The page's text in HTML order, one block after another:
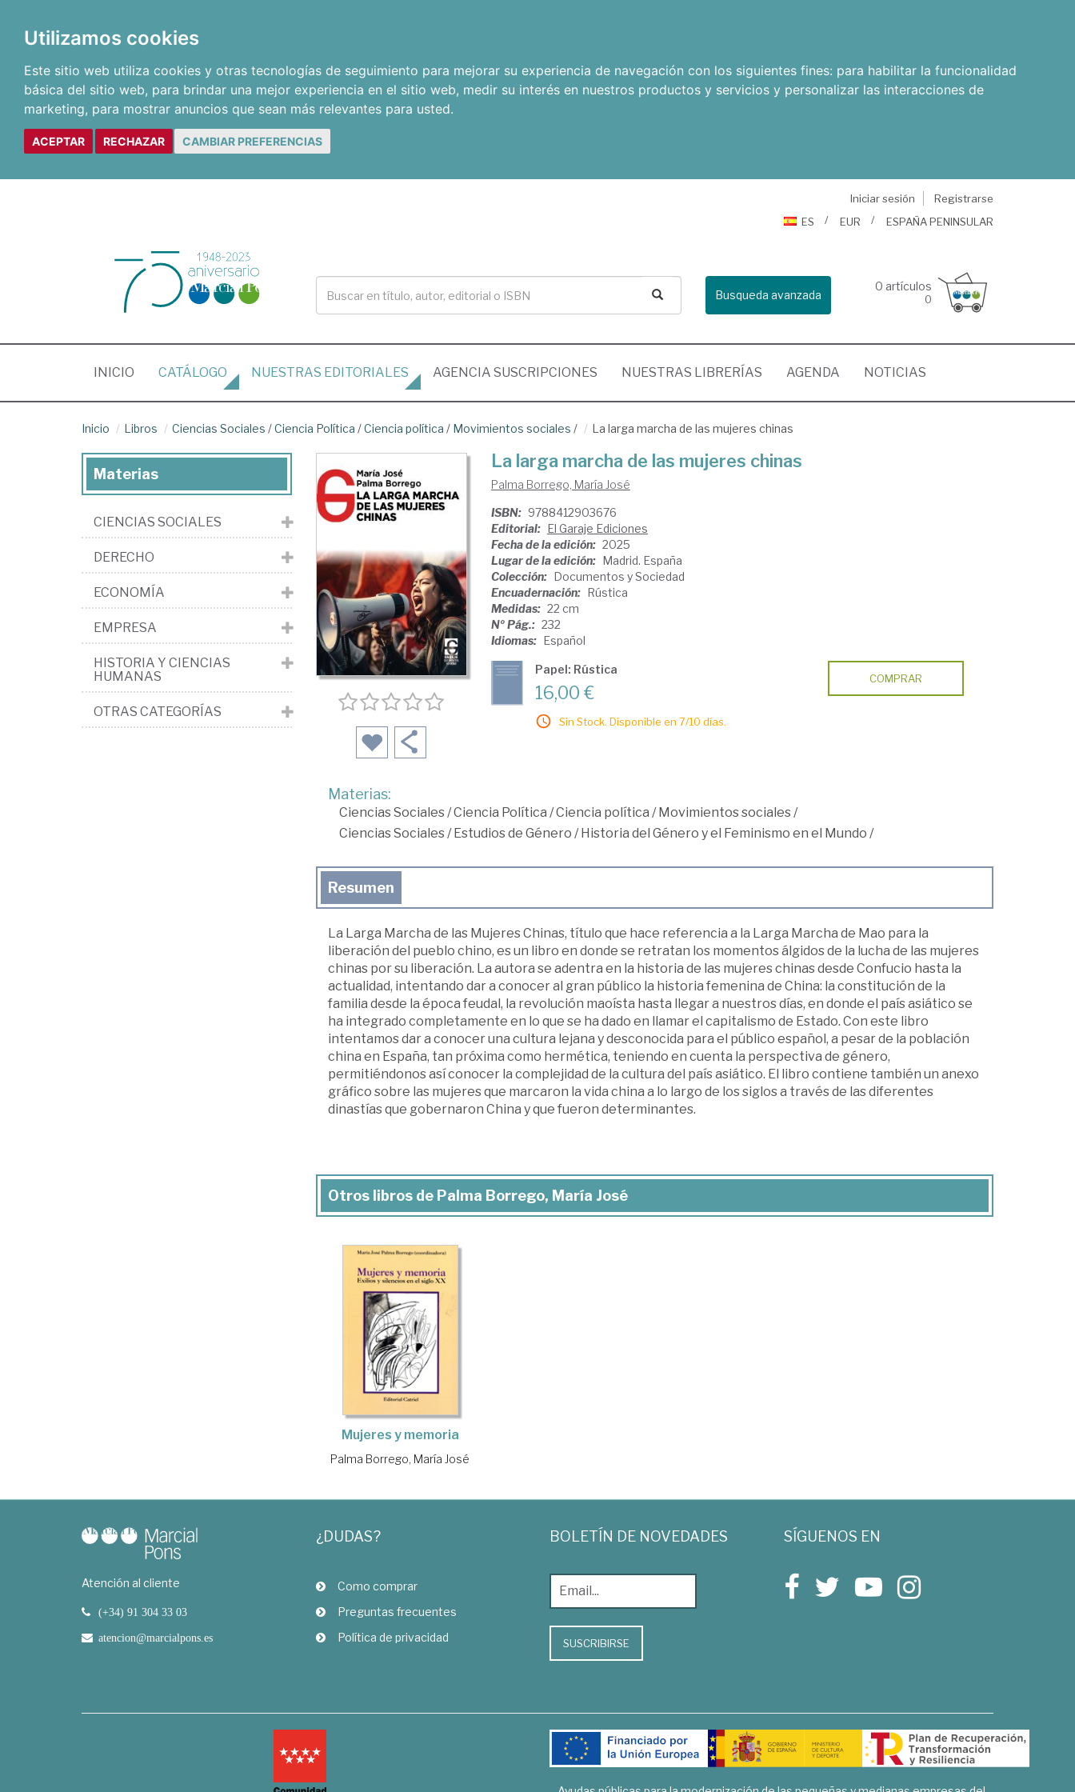
Utilizamos cookies
Este sitio web utiliza cookies y otras tecnologías de seguimiento para mejorar su experiencia de navegación con los siguientes fines: para habilitar la funcionalidad
básica del sitio web, para brindar una mejor experiencia en el sitio web, medir su interés en nuestros productos y servicios y personalizar las interacciones de
marketing, para mostrar anuncios que sean más relevantes para usted.
ACEPTAR RECHAZAR CAMBIAR PREFERENCIAS
Iniciar sesión
Registrarse
ES
EUR ESPAÑA PENINSULAR
Busqueda avanzada
0 artículos
0
INICIO (CURRENT)
CATÁLOGO NUESTRAS EDITORIALES AGENCIA SUSCRIPCIONES NUESTRAS LIBRERÍAS AGENDA NOTICIAS
Inicio Libros Ciencias Sociales /Ciencia Política /Ciencia política / Movimientos sociales / La larga marcha de las mujeres chinas
La larga marcha de las mujeres chinas
Palma Borrego, María José
ISBN: 9788412903676
Editorial: El Garaje Ediciones
Fecha de la edición: 2025
Lugar de la edición: Madrid. España
Colección: Documentos y Sociedad
Encuadernación: Rústica
Medidas: 22 cm
Nº Pág.: 232
Idiomas: Español
Papel: Rústica
16,00 €
Sin Stock. Disponible en 7/10 días.
COMPRAR
Materias:
Ciencias Sociales/Ciencia Política /Ciencia política /Movimientos sociales/
Ciencias Sociales/Estudios de Género /Historia del Género y el Feminismo en el Mundo /
Resumen
La Larga Marcha de las Mujeres Chinas, título que hace referencia a la Larga Marcha de Mao para la
liberación del pueblo chino, es un libro en donde se retratan los momentos álgidos de la lucha de las mujeres
chinas por su liberación. La autora se adentra en la historia de las mujeres chinas desde Confucio hasta la
actualidad, intentando dar a conocer al gran público la historia femenina de China: la constitución de la
familia desde la época feudal, la revolución maoísta hasta llegar a nuestros días, en donde el país asiático se
ha integrado completamente en lo que se ha dado en llamar el capitalismo de Estado. Con este libro
intentamos dar a conocer una cultura lejana y desconocida para el público español, a pesar de la población
china en España, tan próxima como hermética, teniendo en cuenta la perspectiva de género,
permitiéndonos así conocer la complejidad de la cultura del país asiático. El libro contiene también un anexo
gráfico sobre las mujeres que marcaron la vida china a lo largo de los siglos a través de las diferentes
dinastías que gobernaron China y que fueron determinantes.
Otros libros de Palma Borrego, María José
Mujeres y memoria
Palma Borrego, María José
Materias
CIENCIAS SOCIALES
DERECHO
ECONOMÍA
EMPRESA
HISTORIA Y CIENCIAS
HUMANAS
OTRAS CATEGORÍAS
Atención al cliente
(+34) 91 304 33 03
atencion@marcialpons.es
¿DUDAS?
Como comprar
Preguntas frecuentes
Política de privacidad
BOLETÍN DE NOVEDADES
SUSCRIBIRSE
SÍGUENOS EN